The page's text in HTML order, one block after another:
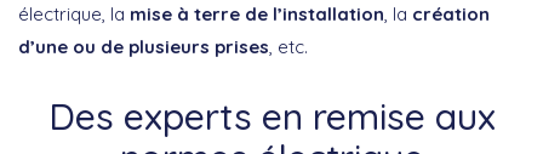
électrique, la mise à terre de l’installation , la création
d’une ou de plusieurs prises , etc.
Des experts en remise aux